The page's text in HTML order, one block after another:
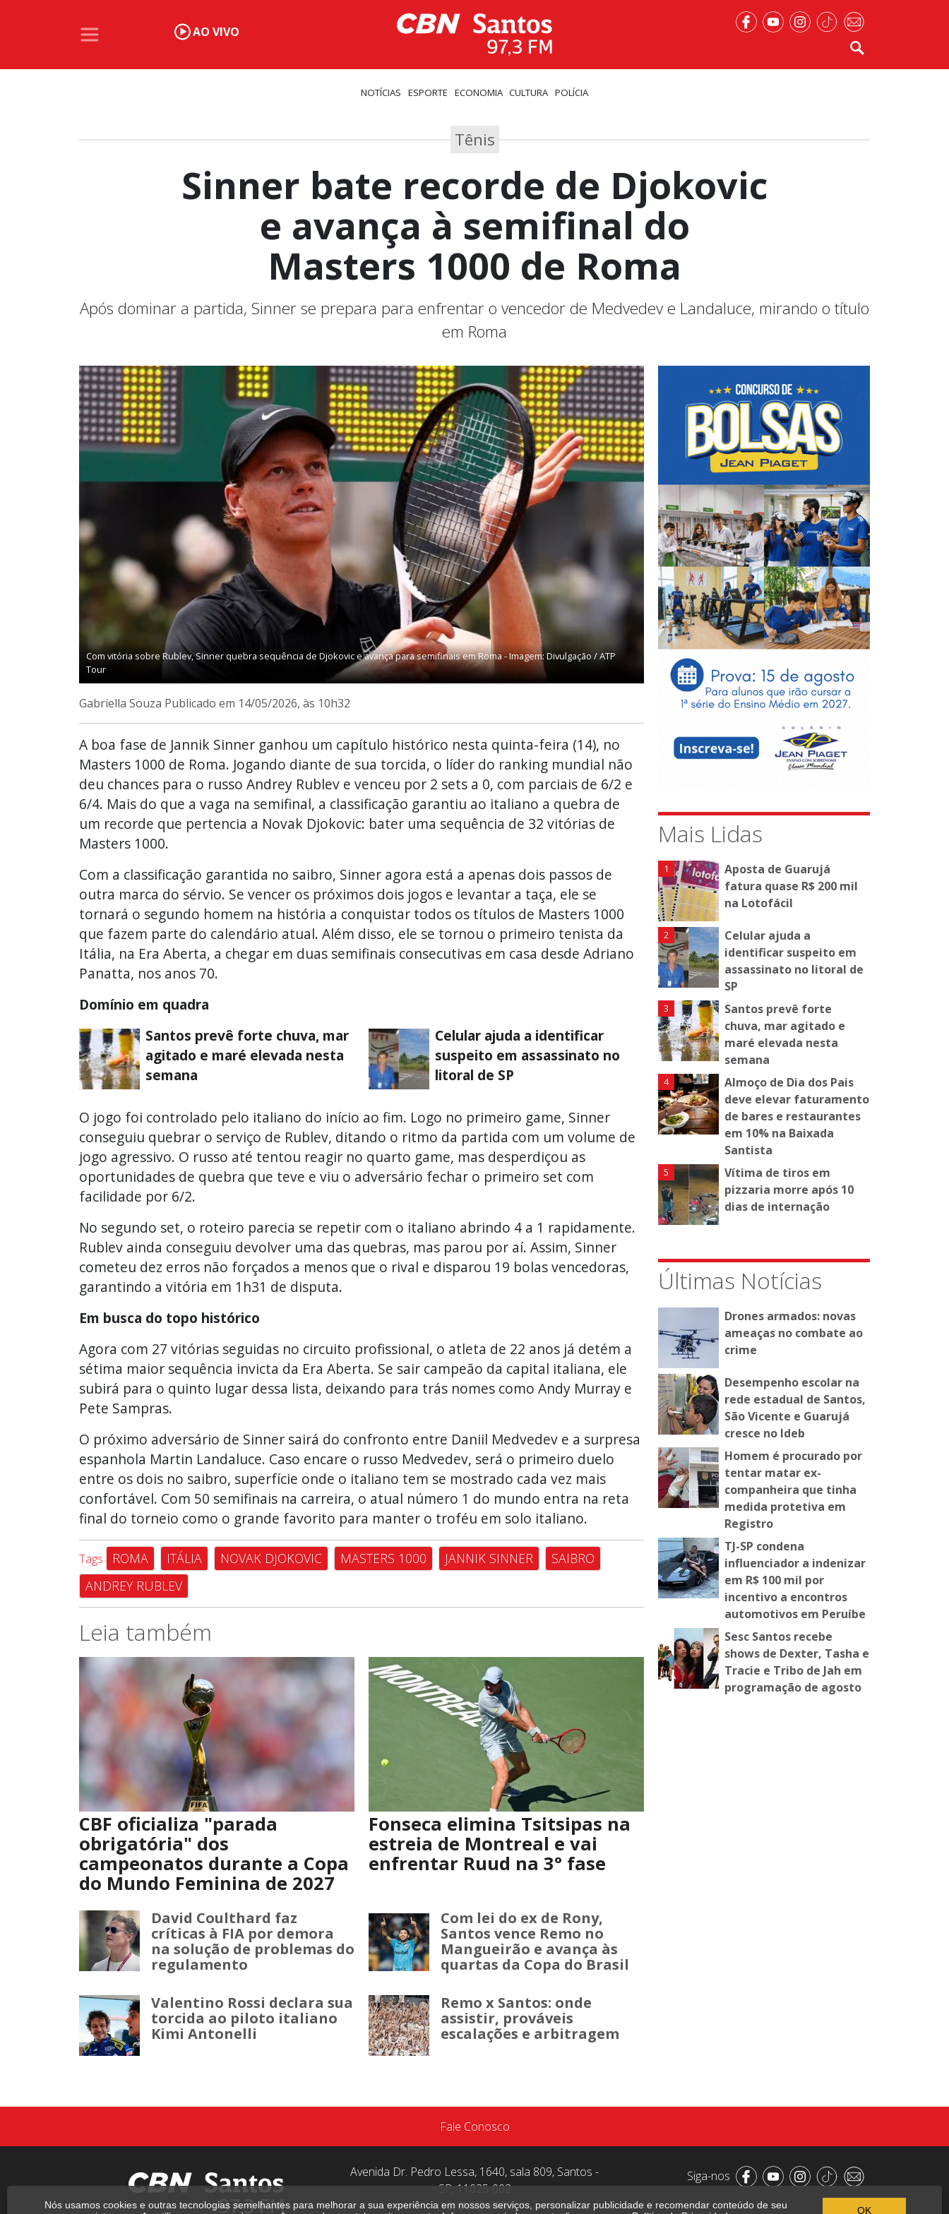
AO VIVO
NOTÍCIAS ESPORTE ECONOMIA CULTURA POLÍCIA
Tênis
Sinner bate recorde de Djokovic
e avança à semifinal do
Masters 1000 de Roma
Após dominar a partida, Sinner se prepara para enfrentar o vencedor de Medvedev e Landaluce, mirando o título
em Roma
Com vitória sobre Rublev, Sinner quebra sequência de Djokovic e avança para semifinais em Roma - Imagem: Divulgação / ATP
Tour
Gabriella Souza Publicado em 14/05/2026, às 10h32
A boa fase de Jannik Sinner ganhou um capítulo histórico nesta quinta-feira (14), no
Masters 1000 de Roma. Jogando diante de sua torcida, o líder do ranking mundial não
deu chances para o russo Andrey Rublev e venceu por 2 sets a 0, com parciais de 6/2 e
6/4. Mais do que a vaga na semifinal, a classificação garantiu ao italiano a quebra de
um recorde que pertencia a Novak Djokovic: bater uma sequência de 32 vitórias de
Masters 1000.
Com a classificação garantida no saibro, Sinner agora está a apenas dois passos de
outra marca do sérvio. Se vencer os próximos dois jogos e levantar a taça, ele se
tornará o segundo homem na história a conquistar todos os títulos de Masters 1000
que fazem parte do calendário atual. Além disso, ele se tornou o primeiro tenista da
Itália, na Era Aberta, a chegar em duas semifinais consecutivas em casa desde Adriano
Panatta, nos anos 70.
Domínio em quadra
Santos prevê forte chuva, mar
agitado e maré elevada nesta
semana
Celular ajuda a identificar
suspeito em assassinato no
litoral de SP
O jogo foi controlado pelo italiano do início ao fim. Logo no primeiro game, Sinner
conseguiu quebrar o serviço de Rublev, ditando o ritmo da partida com um volume de
jogo agressivo. O russo até tentou reagir no quarto game, mas desperdiçou as
oportunidades de quebra que teve e viu o adversário fechar o primeiro set com
facilidade por 6/2.
No segundo set, o roteiro parecia se repetir com o italiano abrindo 4 a 1 rapidamente.
Rublev ainda conseguiu devolver uma das quebras, mas parou por aí. Assim, Sinner
cometeu dez erros não forçados a menos que o rival e disparou 19 bolas vencedoras,
garantindo a vitória em 1h31 de disputa.
Em busca do topo histórico
Agora com 27 vitórias seguidas no circuito profissional, o atleta de 22 anos já detém a
sétima maior sequência invicta da Era Aberta. Se sair campeão da capital italiana, ele
subirá para o quinto lugar dessa lista, deixando para trás nomes como Andy Murray e
Pete Sampras.
O próximo adversário de Sinner sairá do confronto entre Daniil Medvedev e a surpresa
espanhola Martin Landaluce. Caso encare o russo Medvedev, será o primeiro duelo
entre os dois no saibro, superfície onde o italiano tem se mostrado cada vez mais
confortável. Com 50 semifinais na carreira, o atual número 1 do mundo entra na reta
final do torneio como o grande favorito para manter o troféu em solo italiano.
Tags ROMA ITÁLIA NOVAK DJOKOVIC MASTERS 1000 JANNIK SINNER
SAIBRO
ANDREY RUBLEV
Leia também
CBF oficializa "parada
obrigatória" dos
campeonatos durante a Copa
do Mundo Feminina de 2027
Fonseca elimina Tsitsipas na
estreia de Montreal e vai
enfrentar Ruud na 3° fase
David Coulthard faz
críticas à FIA por demora
na solução de problemas do
regulamento
Com lei do ex de Rony,
Santos vence Remo no
Mangueirão e avança às
quartas da Copa do Brasil
Valentino Rossi declara sua
torcida ao piloto italiano
Kimi Antonelli
Remo x Santos: onde
assistir, prováveis
escalações e arbitragem
Mais Lidas
Aposta de Guarujá
fatura quase R$ 200 mil
na Lotofácil
Celular ajuda a
identificar suspeito em
assassinato no litoral de
SP
Santos prevê forte
chuva, mar agitado e
maré elevada nesta
semana
Almoço de Dia dos Pais
deve elevar faturamento
de bares e restaurantes
em 10% na Baixada
Santista
Vítima de tiros em
pizzaria morre após 10
dias de internação
Últimas Notícias
Drones armados: novas
ameaças no combate ao
crime
Desempenho escolar na
rede estadual de Santos,
São Vicente e Guarujá
cresce no Ideb
Homem é procurado por
tentar matar ex-
companheira que tinha
medida protetiva em
Registro
TJ-SP condena
influenciador a indenizar
em R$ 100 mil por
incentivo a encontros
automotivos em Peruíbe
Sesc Santos recebe
shows de Dexter, Tasha e
Tracie e Tribo de Jah em
programação de agosto
Fale Conosco
Avenida Dr. Pedro Lessa, 1640, sala 809, Santos -
SP, 11025-002
(13) 3272-3163
Siga-nos
Nós usamos cookies e outras tecnologias semelhantes para melhorar a sua experiência em nossos serviços, personalizar publicidade e recomendar conteúdo de seu
OK